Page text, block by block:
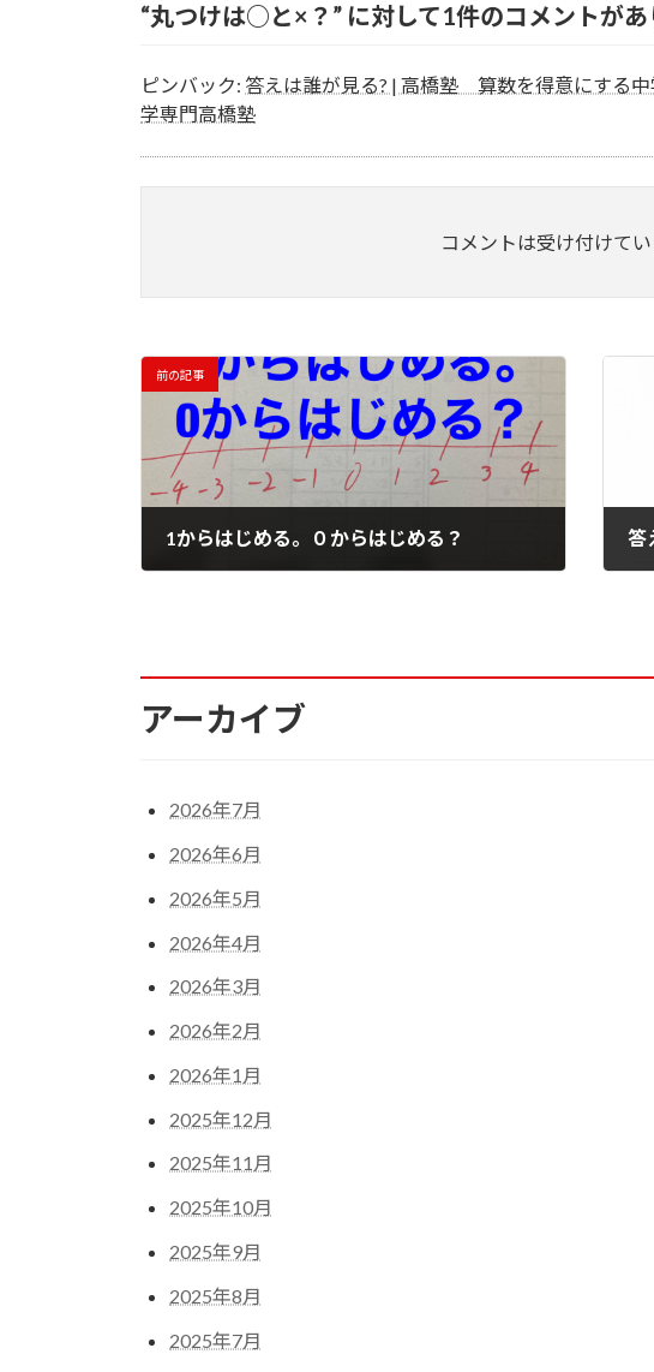
“丸つけは○と×？ ” に対して1件のコメントがあ
ピンバック: 答えは誰が見る? | 高橋塾 算数を得意にする
学専門高橋塾
コメントは受け付けてい
前の記事
1からはじめる。０からはじめる？ 答
アーカイブ
2026年7月
2026年6月
2026年5月
2026年4月
2026年3月
2026年2月
2026年1月
2025年12月
2025年11月
2025年10月
2025年9月
2025年8月
2025年7月